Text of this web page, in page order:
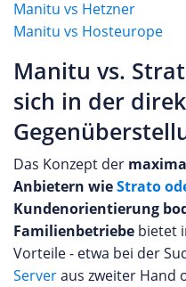
Manitu vs Hetzner
Manitu vs Hosteurope
Manitu vs.
sich in der
Das Konzept der
Anbietern wieStrato
Kundenorientierung
Familienbetriebe bietet
Vorteile - etwa bei der
Serveraus zweiter Hand